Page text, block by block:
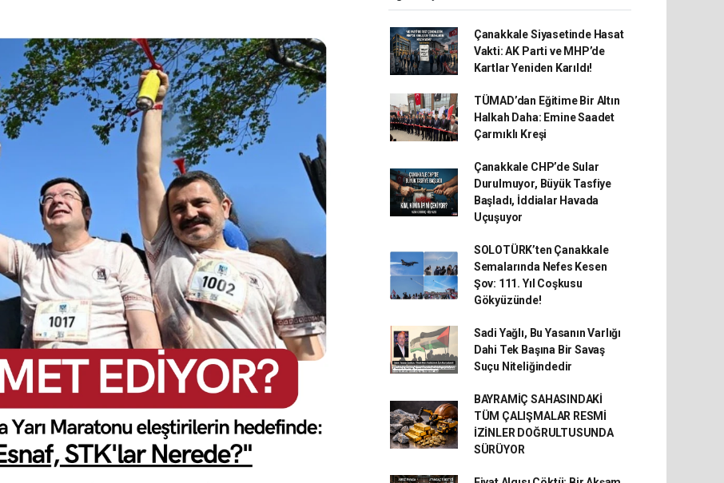
Çanakkale Siyasetinde Hasat
Vakti: AK Parti ve MHP’de
Kartlar Yeniden Karıldı!
TÜMAD’dan Eğitime Bir Altın
Halkah Daha: Emine Saadet
Çarmıklı Kreşi
Çanakkale CHP’de Sular
Durulmuyor, Büyük Tasfiye
Başladı, İddialar Havada
Uçuşuyor
SOLOTÜRK’ten Çanakkale
Semalarında Nefes Kesen
Şov: 111. Yıl Coşkusu
Gökyüzünde!
Sadi Yağlı, Bu Yasanın Varlığı
Dahi Tek Başına Bir Savaş
Suçu Niteliğindedir
BAYRAMİÇ SAHASINDAKİ
TÜM ÇALIŞMALAR RESMİ
İZİNLER DOĞRULTUSUNDA
SÜRÜYOR